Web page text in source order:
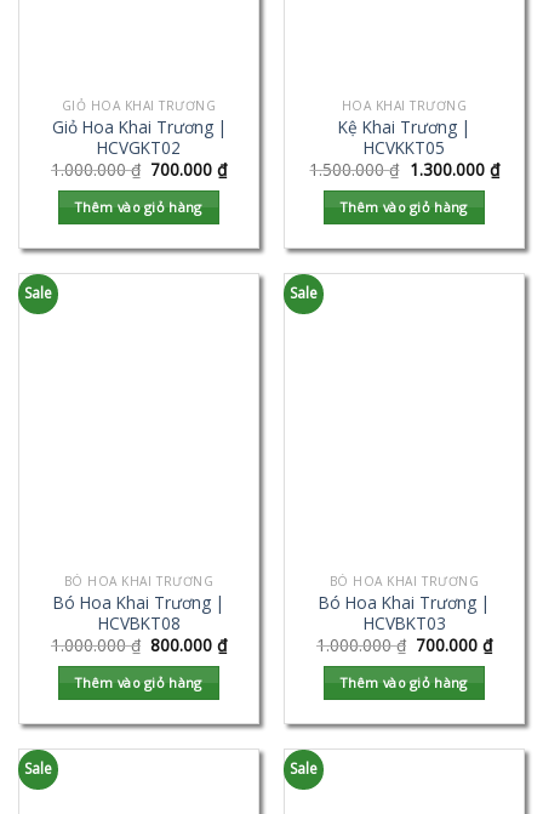
GIỎ HOA KHAI TRƯƠNG
Giỏ Hoa Khai Trương |
HCVGKT02
1.000.000₫ 700.000₫
Thêm vào giỏ hàng
HOA KHAI TRƯƠNG
Kệ Khai Trương |
HCVKKT05
1.500.000₫ 1.300.000 ₫
Thêm vào giỏ hàng
Sale
BÓ HOA KHAI TRƯƠNG
Bó Hoa Khai Trương |
HCVBKT08
1.000.000₫ 800.000₫
Thêm vào giỏ hàng
Sale
BÓ HOA KHAI TRƯƠNG
Bó Hoa Khai Trương |
HCVBKT03
1.000.000₫ 700.000₫
Thêm vào giỏ hàng
Sale Sale